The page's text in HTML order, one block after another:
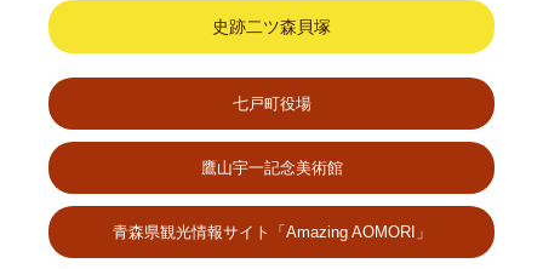
史跡二ツ森貝塚
七戸町役場
鷹山宇一記念美術館
青森県観光情報サイト「Amazing AOMORI」